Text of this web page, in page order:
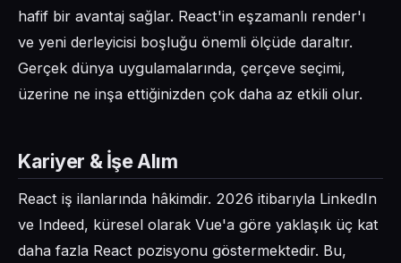
hafif bir avantaj sağlar. React'in eşzamanlı render'ı
ve yeni derleyicisi boşluğu önemli ölçüde daraltır.
Gerçek dünya uygulamalarında, çerçeve seçimi,
üzerine ne inşa ettiğinizden çok daha az etkili olur.
Kariyer & İşe Alım
React iş ilanlarında hâkimdir. 2026 itibarıyla LinkedIn
ve Indeed, küresel olarak Vue'a göre yaklaşık üç kat
daha fazla React pozisyonu göstermektedir. Bu,